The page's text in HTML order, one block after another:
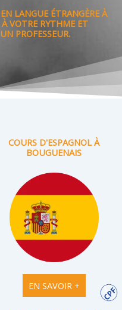
LANGUE ÉTRANGÈRE À
VOTRE RYTHME ET
PROFESSEUR.
COURS D'ESPAGNOL À
BOUGUENAIS
EN SAVOIR +